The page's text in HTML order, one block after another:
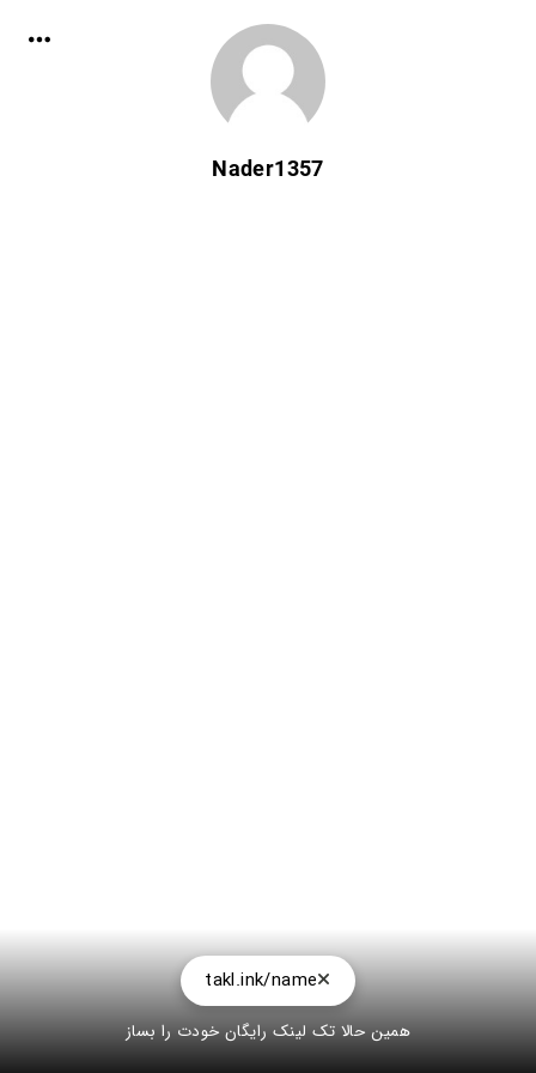
Nader1357
takl.ink/name
همین حالا تک لینک رایگان خودت را بساز